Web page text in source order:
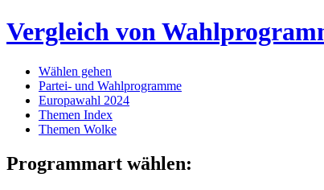
Vergleich von
Wählen gehen
Partei- und Wahlprogramme
Europawahl 2024
Themen Index
Themen Wolke
Programmart wählen: